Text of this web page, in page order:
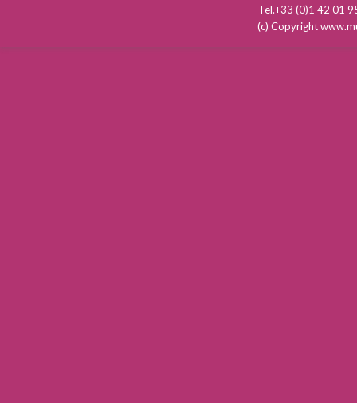
Tel.+33 (0)1 42 01
(c) Copyright